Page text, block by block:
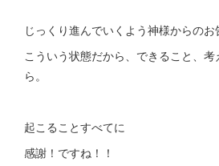
じっくり進んでいくよう神様からのお
こういう状態だから、できること、
ら。
起こることすべてに
感謝！ですね！！